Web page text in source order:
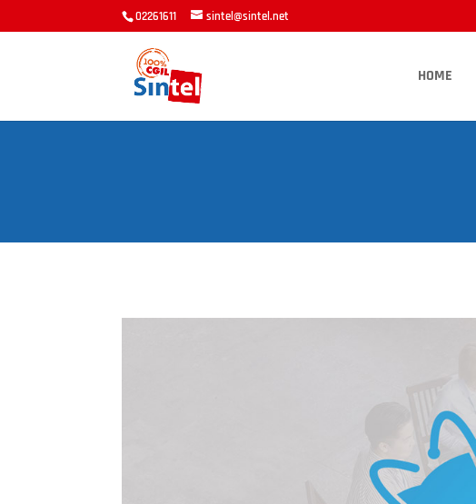
02261611 sintel@sintel.net
HOME